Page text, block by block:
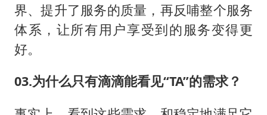
界、提升了服务的质量，再反哺整个服务
体系，让所有用户享受到的服务变得更
好。
03.为什么只有滴滴能看见“TA”的需求？